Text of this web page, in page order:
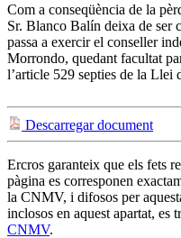
Com a conseqüència de la
Sr. Blanco Balín deixa de ser
passa a exercir el conseller
Morrondo, quedant facultat
l’article 529 septies de la Llei
Descarregar document
Ercros garanteix que els fets
pàgina es corresponen
la CNMV, i difosos per
inclosos en aquest apartat, es
CNMV.